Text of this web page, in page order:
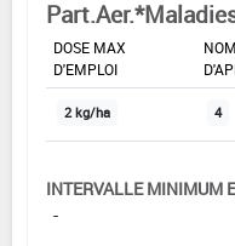
DOSE MAX
D'EMPLOI
2 kg/ha 4
INTERVALLE MINIMUM
-